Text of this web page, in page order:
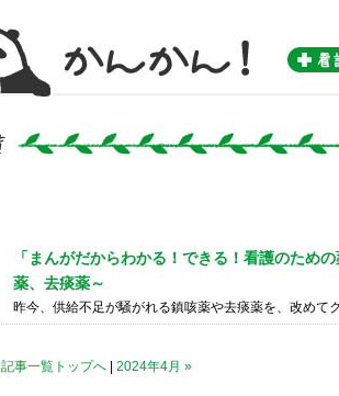
「まんがだからわかる！できる！看護のた
薬、去痰薬～
昨今、供給不足が騒がれる鎮咳薬や去痰薬を、改めて
記事一覧トップへ 2024年4月 »